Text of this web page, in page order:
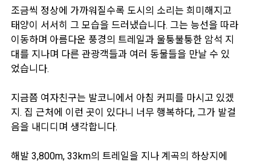
조금씩 정상에 가까워질수록 도시의 소리는 희미해지고
태양이 서서히 그 모습을 드러냈습니다. 그는 능선을 따라
이동하며 아름다운 풍경의 트레일과 울퉁불퉁한 암석 지
대를 지나며 다른 관광객들과 여러 동물들을 만날 수 있
었습니다.
지금쯤 여자친구는 발코니에서 아침 커피를 마시고 있겠
지. 집 근처에 이런 곳이 있다니 너무 행복하다,그가 발걸
음을 내디디며 생각합니다.
해발 3,800m, 33km의 트레일을 지나 계곡의 하상지에